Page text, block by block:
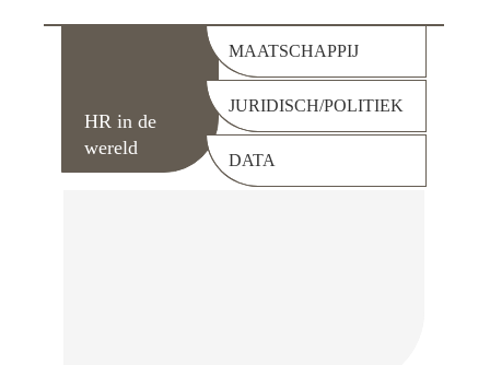
HR in de
wereld
MAATSCHAPPIJ
JURIDISCH/POLITIEK
DATA